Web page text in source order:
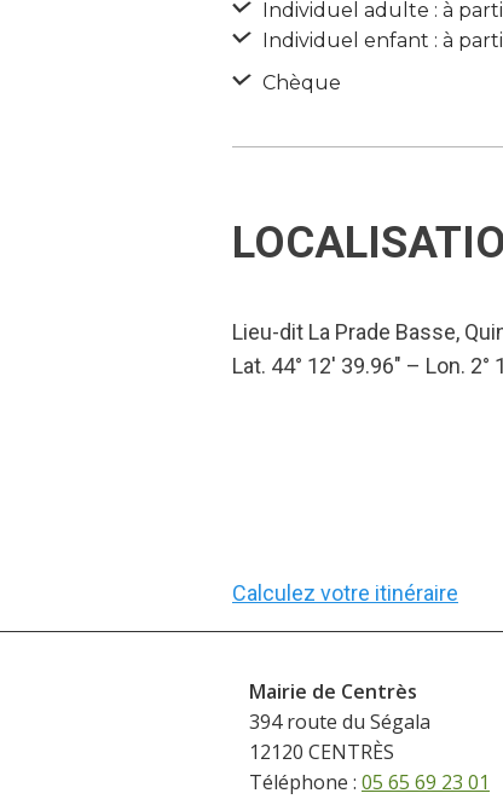
Individuel adulte : à
Individuel enfant : à
Chèque
Lieu-dit La Prade Basse,
Lat. 44° 12′ 39.96″ – Lon. 2°
Calculez votre itinéraire
Mairie de Centrès
394 route du Ségala
12120 CENTRÈS
Téléphone : 05 65 69 23 01